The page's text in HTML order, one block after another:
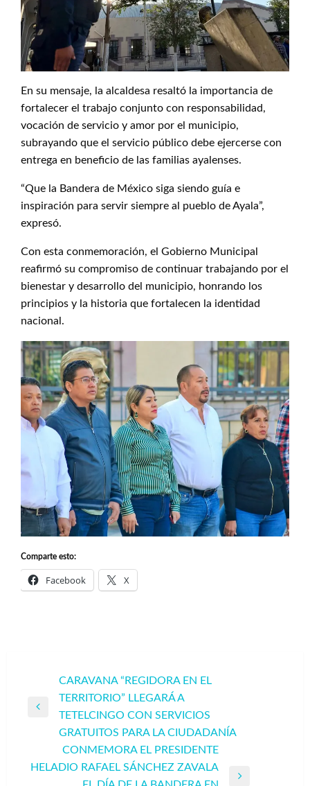
En su mensaje, la alcaldesa resaltó la importancia de
fortalecer el trabajo conjunto con responsabilidad,
vocación de servicio y amor por el municipio,
subrayando que el servicio público debe ejercerse con
entrega en beneficio de las familias ayalenses.
“Que la Bandera de México siga siendo guía e
inspiración para servir siempre al pueblo de Ayala”,
expresó.
Con esta conmemoración, el Gobierno Municipal
reafirmó su compromiso de continuar trabajando por el
bienestar y desarrollo del municipio, honrando los
principios y la historia que fortalecen la identidad
nacional.
Comparte esto:
Facebook X
Navegación
de
entradas
Entrada
anterior
CARAVANA “REGIDORA EN EL
TERRITORIO” LLEGARÁ A
TETELCINGO CON SERVICIOS
GRATUITOS PARA LA CIUDADANÍA
CONMEMORA EL PRESIDENTE
HELADIO RAFAEL SÁNCHEZ ZAVALA